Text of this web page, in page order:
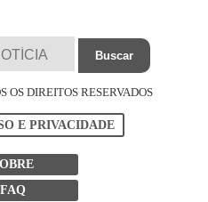
OS DIREITOS RESERVADOS
E PRIVACIDADE
FAQ